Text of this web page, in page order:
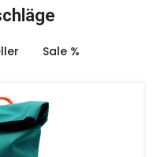
Sale %